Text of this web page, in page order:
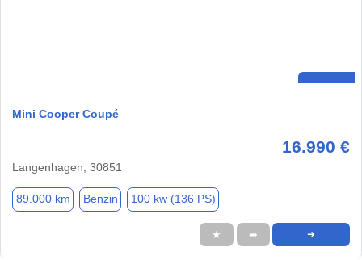
Mini Cooper Coupé
16.990 €
Langenhagen, 30851
89.000 km Benzin 100 kw (136 PS)
★ ➦ ➜